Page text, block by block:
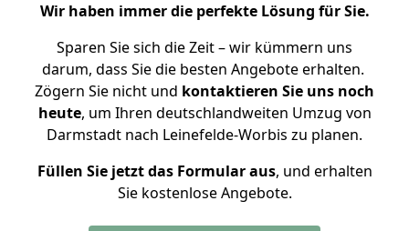
Wir haben immer die perfekte Lösung für Sie.
Sparen Sie sich die Zeit – wir kümmern uns
darum, dass Sie die besten Angebote erhalten.
Zögern Sie nicht und kontaktieren Sie uns noch
heute, um Ihren deutschlandweiten Umzug von
Darmstadt nach Leinefelde-Worbis zu planen.
Füllen Sie jetzt das Formular aus, und erhalten
Sie kostenlose Angebote.